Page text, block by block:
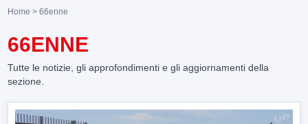
Home > 66enne
66ENNE
Tutte le notizie, gli approfondimenti e gli aggiornamenti della
sezione.